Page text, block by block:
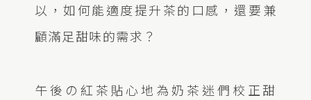
以，如何能適度提升茶的口感，還要兼
顧滿足甜味的需求？
午後の紅茶貼心地為奶茶迷們校正甜